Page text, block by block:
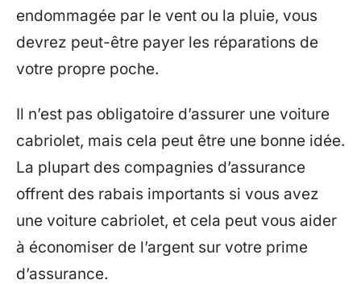
endommagée par le vent ou la pluie, vous
devrez peut-être payer les réparations de
votre propre poche.
Il n’est pas obligatoire d’assurer une voiture
cabriolet, mais cela peut être une bonne idée.
La plupart des compagnies d’assurance
offrent des rabais importants si vous avez
une voiture cabriolet, et cela peut vous aider
à économiser de l’argent sur votre prime
d’assurance.